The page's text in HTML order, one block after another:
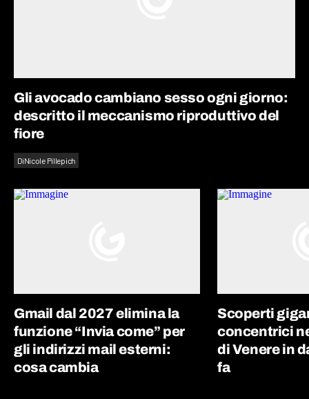
Gli avocado cambiano sesso ogni giorno:
descritto il meccanismo riproduttivo del
fiore
DiNicole Pillepich
Gmail dal 2027 elimina la
funzione “Invia come” per
gli indirizzi mail esterni:
cosa cambia
Scoperti
concentrici
di Venere in
fa